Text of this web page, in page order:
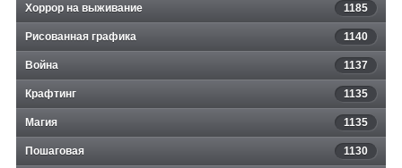
Хоррор на выживание 1185
Рисованная графика 1140
Война 1137
Крафтинг 1135
Магия 1135
Пошаговая 1130